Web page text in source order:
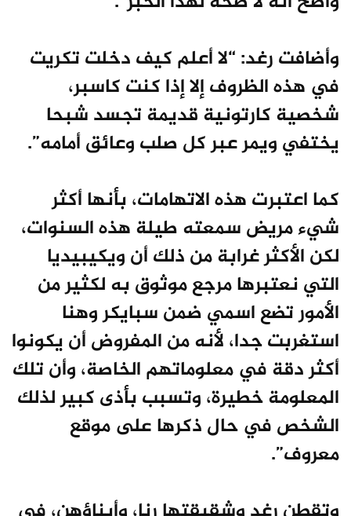
وأضافت رغد: “لا أعلم كيف دخلت تكريت
في هذه الظروف إلا إذا كنت كاسبر،
شخصية كارتونية قديمة تجسد شبحا
يختفي ويمر عبر كل صلب وعائق أمامه”.
كما اعتبرت هذه الاتهامات، بأنها أكثر
شيء مريض سمعته طيلة هذه السنوات،
لكن الأكثر غرابة من ذلك أن ويكيبيديا
التي نعتبرها مرجع موثوق به لكثير من
الأمور تضع اسمي ضمن سبايكر وهنا
استغربت جدا، لأنه من المفروض أن يكونوا
أكثر دقة في معلوماتهم الخاصة، وأن تلك
المعلومة خطيرة، وتسبب بأذى كبير لذلك
الشخص في حال ذكرها على موقع
معروف”.